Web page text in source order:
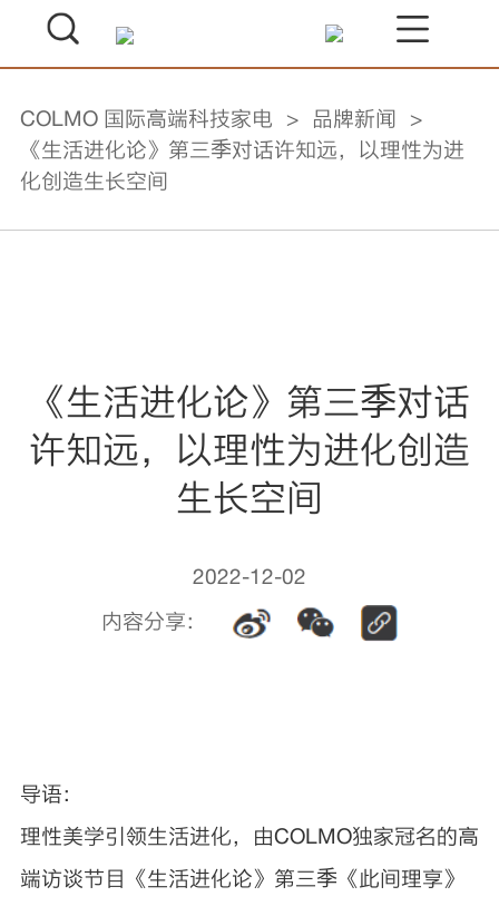
COLMO 国际高端科技家电
品牌新闻
《生活进化论》第三季对话许知远，以理性为进
化创造生长空间
《生活进化论》第三季对话
许知远，以理性为进化创造
生长空间
2022-12-02
内容分享：
导语：
理性美学引领生活进化，由COLMO独家冠名的高
端访谈节目《生活进化论》第三季《此间理享》